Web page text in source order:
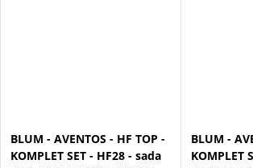
BLUM - AVENTOS - HF TOP -
KOMPLET SET - HF28 - sada
BLUM -
KOMPLET